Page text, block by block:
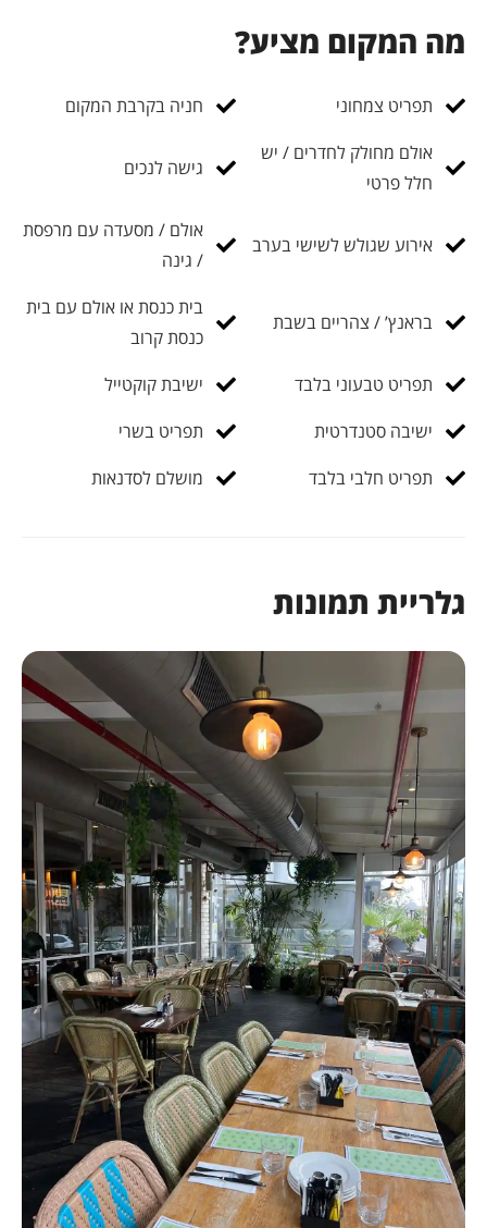
מה המקום מציע?
תפריט צמחוני
חניה בקרבת המקום
אולם מחולק לחדרים / יש
חלל פרטי
גישה לנכים
אירוע שגולש לשישי בערב
אולם / מסעדה עם מרפסת
/ גינה
בראנץ’ / צהריים בשבת
בית כנסת או אולם עם בית
כנסת קרוב
תפריט טבעוני בלבד
ישיבת קוקטייל
ישיבה סטנדרטית
תפריט בשרי
תפריט חלבי בלבד
מושלם לסדנאות
גלריית תמונות